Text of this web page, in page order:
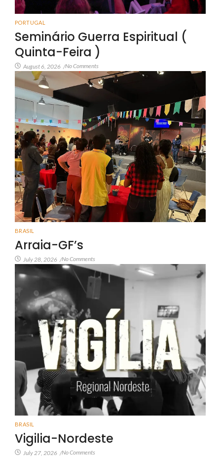
PORTUGAL
Seminário Guerra Espiritual (
Quinta-Feira )
August 6, 2026 /No Comments
BRASIL
Arraia-GF’s
July 28, 2026 /No Comments
BRASIL
Vigilia-Nordeste
July 27, 2026 /No Comments